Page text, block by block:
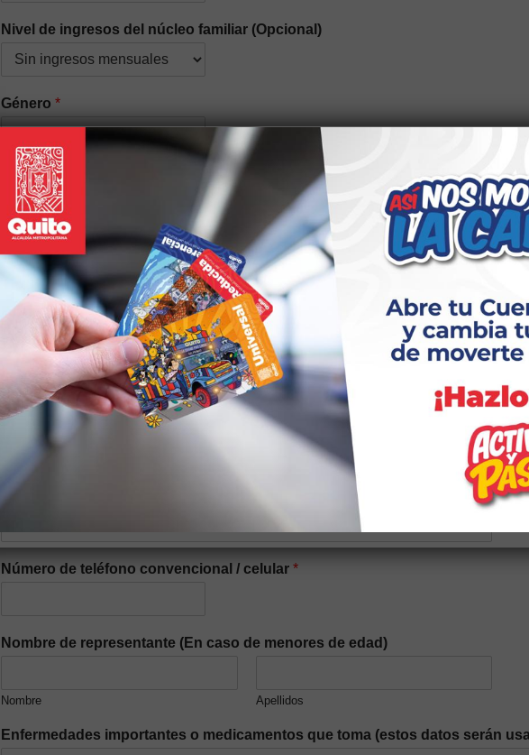
Nivel de ingresos del núcleo familiar (Opcional)
Género *
Auto identificación étnica
Discapacidad*
Si tiene alguna discapacidad elegir el tipo
Nacionalidad*
Parroquia
Dirección Domiciliaria
Número de teléfono convencional / celular *
Nombre de representante (En caso de menores de edad)
Nombre Apellidos
Enfermedades importantes o medicamentos que toma (estos datos serán